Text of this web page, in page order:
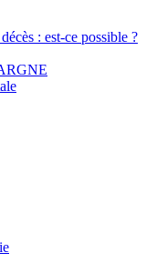
: est-ce possible ?